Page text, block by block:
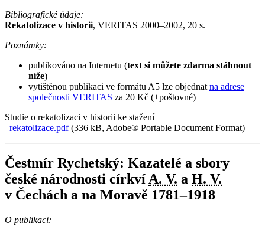
Bibliografické údaje:
Rekatolizace v historii, VERITAS 2000–2002, 20 s.
Poznámky:
publikováno na Internetu (text si můžete zdarma stáhnout
níže)
vytištěnou publikaci ve formátu A5 lze objednat na adrese
společnosti VERITAS za 20 Kč (+poštovné)
Studie o rekatolizaci v historii ke stažení
rekatolizace.pdf(336 kB, Adobe® Portable Document Format)
Čestmír Rychetský: Kazatelé a sbory
české národnosti církvíA. V. a H. V.
v Čechách a na Moravě 1781–1918
O publikaci: